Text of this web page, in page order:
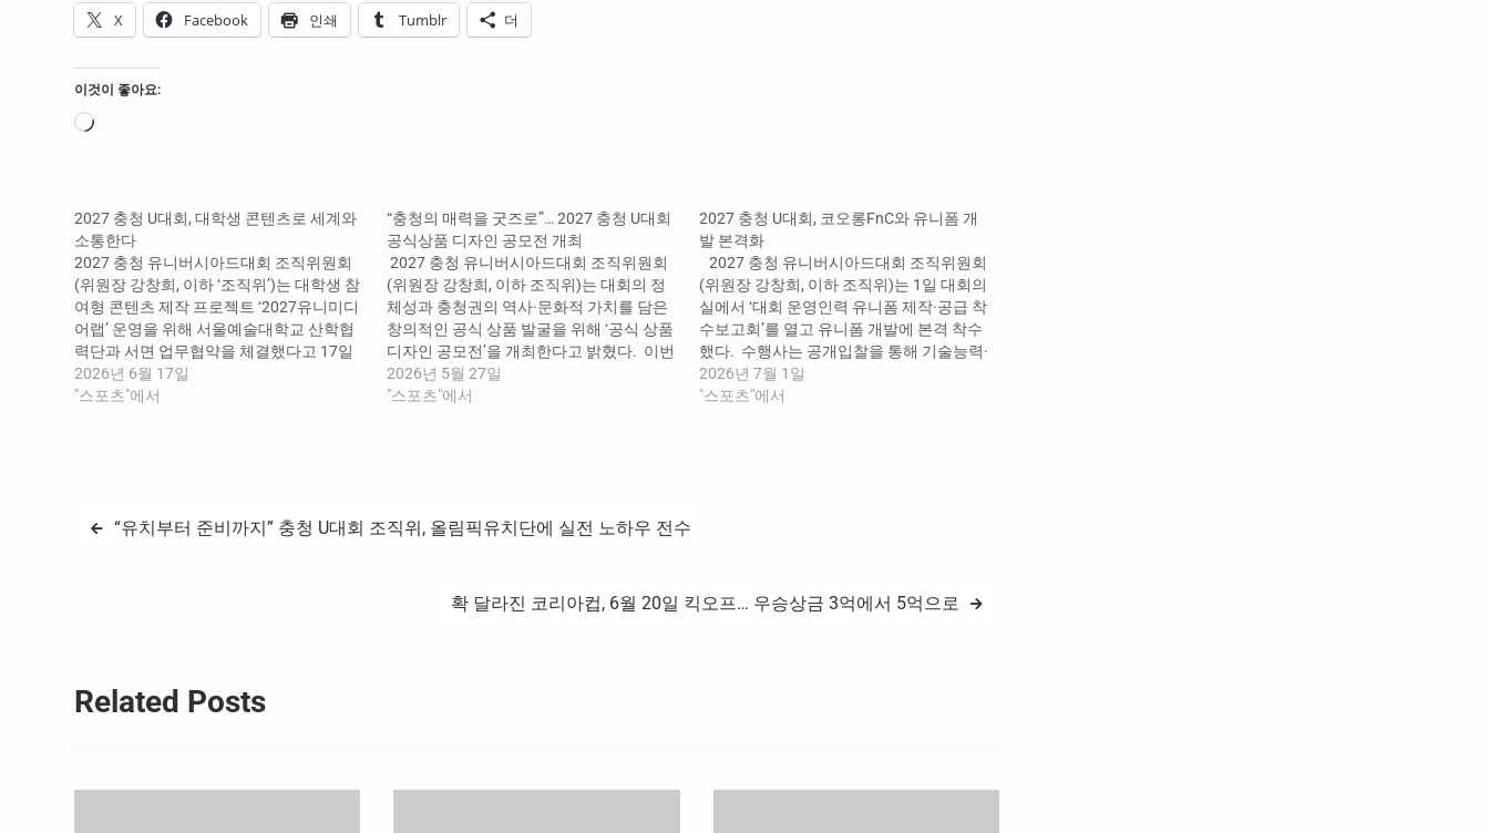
X Facebook 인쇄 Tumblr 더
이것이 좋아요:
로
2027 충청 U대회, 대학생 콘텐츠로 세계와
소통한다
2027 충청 유니버시아드대회 조직위원회
(위원장 강창희, 이하 ‘조직위’)는 대학생 참
여형 콘텐츠 제작 프로젝트 ‘2027유니미디
어랩’ 운영을 위해 서울예술대학교 산학협
력단과 서면 업무협약을 체결했다고 17일
밝혔다. 이번 협약은 대학생 서포터즈 프로
그램 ‘2027유니크루’의 일환으로, 양 기관
이 참여해 대회와 청춘, 캠퍼스, 국제교류 등
2026년 6월 17일
"스포츠"에서
“충청의 매력을 굿즈로”… 2027 충청 U대회
공식상품 디자인 공모전 개최
2027 충청 유니버시아드대회 조직위원회
(위원장 강창희, 이하 조직위)는 대회의 정
체성과 충청권의 역사·문화적 가치를 담은
창의적인 공식 상품 발굴을 위해 ‘공식 상품
디자인 공모전’을 개최한다고 밝혔다. 이번
공모전은 대회를 대표할 차별화된 굿즈 디
자인을 발굴하고, 젊고 감각적인 콘텐츠를
2026년 5월 27일
"스포츠"에서
2027 충청 U대회, 코오롱FnC와 유니폼 개
발 본격화
2027 충청 유니버시아드대회 조직위원회
(위원장 강창희, 이하 조직위)는 1일 대회의
실에서 ‘대회 운영인력 유니폼 제작·공급 착
수보고회’를 열고 유니폼 개발에 본격 착수
했다. 수행사는 공개입찰을 통해 기술능력·
입찰가격 평가를 종합해 코오롱인더스트리
㈜FnC부문(이하 코오롱FnC)이 선정됐다.
2026년 7월 1일
"스포츠"에서
글 “유치부터 준비까지” 충청 U대회 조직위, 올림픽유치단에 실전 노하우 전수
확 달라진 코리아컵, 6월 20일 킥오프… 우승상금 3억에서 5억으로
Related Posts